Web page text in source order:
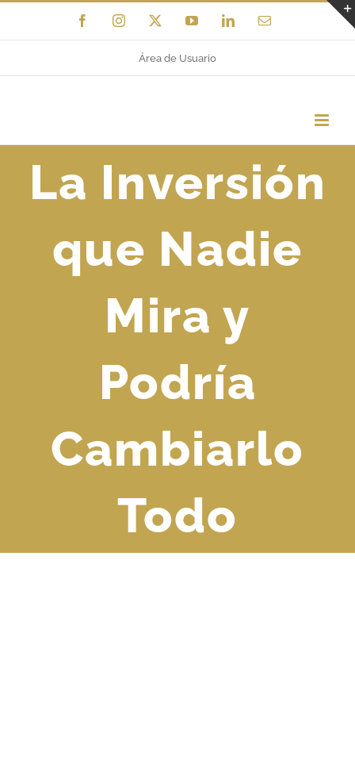
al
FacebookInstagram YouTubeLinkedInCorreo
Área de Usuario
La Inversión
que Nadie
Mira y
Podría
Cambiarlo
Todo